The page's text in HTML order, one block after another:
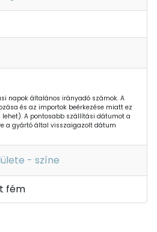
napok általános irányadó számok. A
és az importok beérkezése miatt ez
A pontosabb szállítási dátumot a
a gyártó által visszaigazolt dátum
- színe
fém